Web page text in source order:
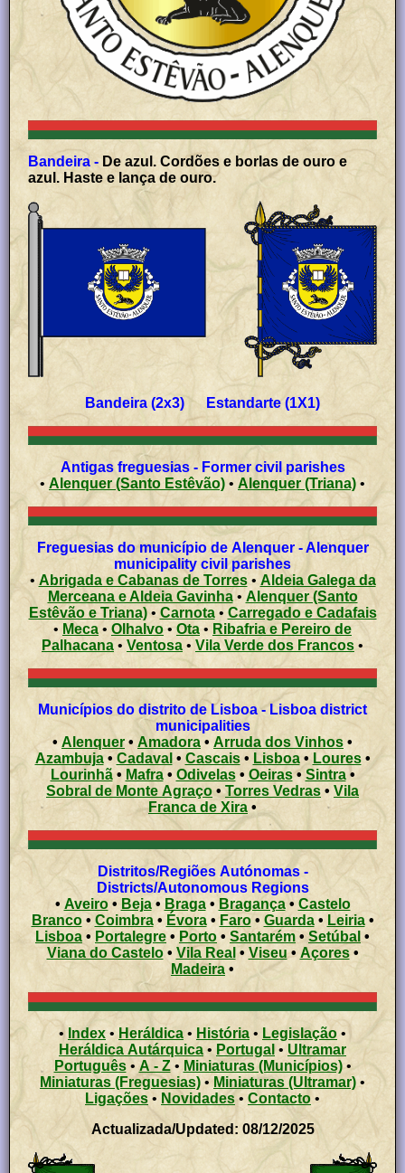
Bandeira - De azul. Cordões e borlas de ouro e
azul. Haste e lança de ouro.
Bandeira (2x3) Estandarte (1X1)
Antigas freguesias - Former civil parishes
•
Alenquer (Santo Estêvão) • Alenquer (Triana) •
Freguesias do município de Alenquer - Alenquer
municipality civil parishes
• Abrigada e Cabanas de Torres• Aldeia Galega da
Merceana e Aldeia Gavinha• Alenquer (Santo
Estêvão e Triana)• Carnota• Carregado e Cadafais
• Meca • Olhalvo• Ota• Ribafria e Pereiro de
Palhacana • Ventosa • Vila Verde dos Francos •
Municípios do distrito de Lisboa - Lisboa district
municipalities
• Alenquer • Amadora • Arruda dos Vinhos •
Azambuja• Cadaval • Cascais• Lisboa• Loures•
Lourinhã• Mafra• Odivelas• Oeiras•Sintra•
Sobral de Monte Agraço •Torres Vedras • Vila
Franca de Xira •
Distritos/Regiões Autónomas -
Districts/Autonomous Regions
• Aveiro• Beja• Braga• Bragança•Castelo
Branco• Coimbra• Évora•Faro• Guarda• Leiria•
Lisboa • Portalegre • Porto • Santarém • Setúbal •
Viana do Castelo• Vila Real • Viseu• Açores •
Madeira •
• Index • Heráldica • História • Legislação •
Heráldica Autárquica• Portugal • Ultramar
Português•A - Z• Miniaturas (Municípios)•
Miniaturas (Freguesias) •Miniaturas (Ultramar)•
Ligações• Novidades• Contacto •
Actualizada/Updated: 08/12/2025